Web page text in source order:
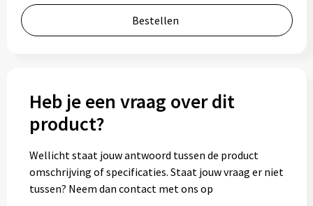
Mappen
Bidons
Drinkflessen
Bestellen
Heb je een vraag over dit
product?
Wellicht staat jouw antwoord tussen de product
omschrijving of specificaties. Staat jouw vraag er niet
tussen? Neem dan contact met ons op